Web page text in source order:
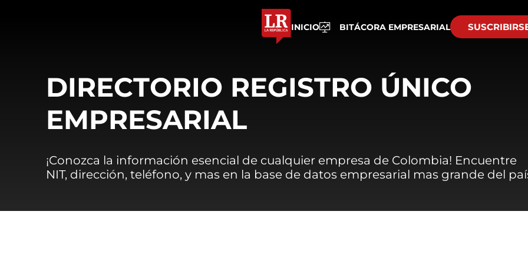
INICIO BITÁCORA EMPRESARIAL
DIRECTORIO REGISTRO ÚNICO
EMPRESARIAL
¡Conozca la información esencial de cualquier empresa de Colombia! Encuentre
NIT, dirección, teléfono, y mas en la base de datos empresarial mas grande del